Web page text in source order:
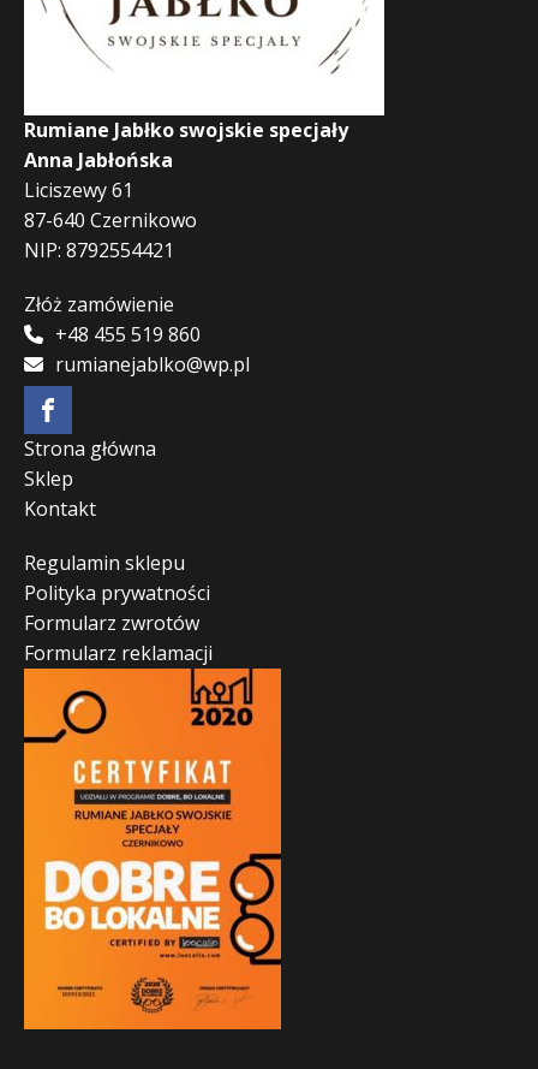
Rumiane Jabłko swojskie specjały
Anna Jabłońska
Liciszewy 61
87-640 Czernikowo
NIP: 8792554421
Złóż zamówienie
+48 455 519 860
rumianejablko@wp.pl
Strona główna
Sklep
Kontakt
Regulamin sklepu
Polityka prywatności
Formularz zwrotów
Formularz reklamacji